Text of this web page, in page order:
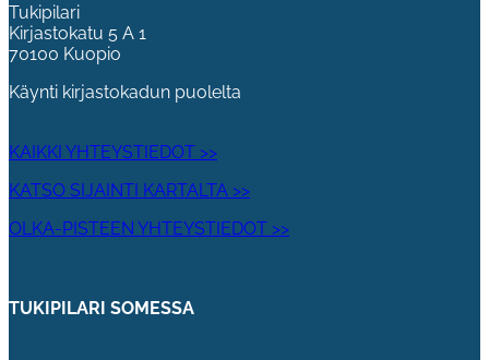
Tukipilari
Kirjastokatu 5 A 1
70100 Kuopio
Käynti kirjastokadun puolelta
KAIKKI YHTEYSTIEDOT >>
KATSO SIJAINTI KARTALTA >>
OLKA-PISTEEN YHTEYSTIEDOT >>
TUKIPILARI SOMESSA